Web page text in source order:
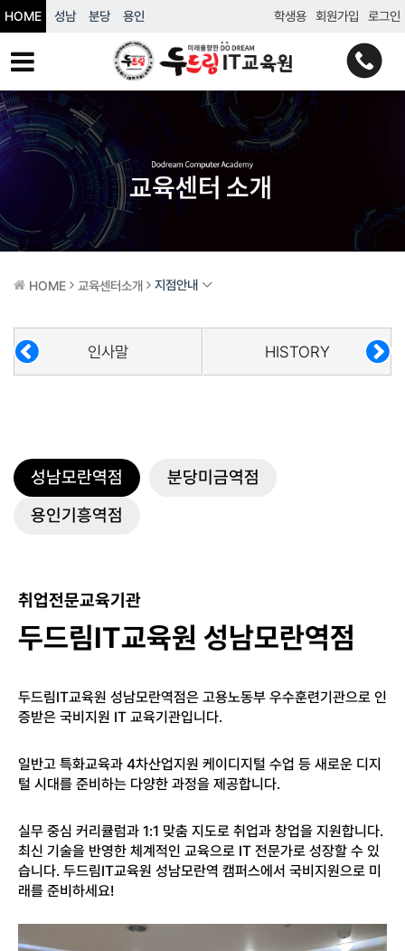
HOME 성남 분당 용인 학생용 회원가입 로그인
HOME 교육센터소개 지점안내
인사말 HISTORY
성남모란역점
분당미금역점
용인기흥역점
취업전문교육기관
두드림IT교육원 성남모란역점
두드림IT교육원 성남모란역점은 고용노동부 우수훈련기관으로 인
증받은 국비지원 IT 교육기관입니다.
일반고 특화교육과 4차산업지원 케이디지털 수업 등 새로운 디지
털 시대를 준비하는 다양한 과정을 제공합니다.
실무 중심 커리큘럼과 1:1 맞춤 지도로 취업과 창업을 지원합니다.
최신 기술을 반영한 체계적인 교육으로 IT 전문가로 성장할 수 있
습니다. 두드림IT교육원 성남모란역 캠퍼스에서 국비지원으로 미
래를 준비하세요!